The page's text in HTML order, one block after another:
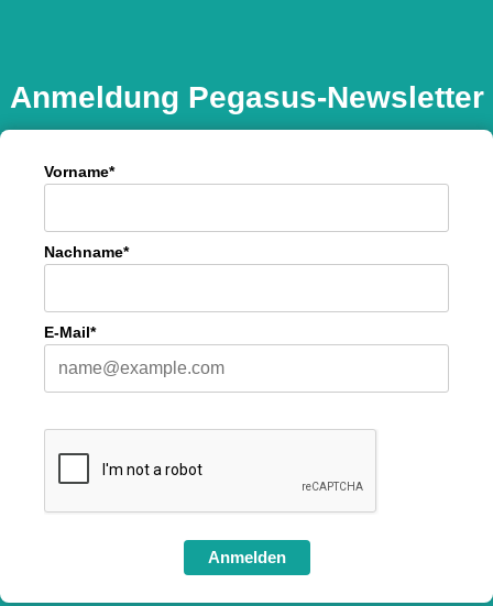
Anmeldung Pegasus-Newsletter
Vorname*
Nachname*
E-Mail*
Anmelden